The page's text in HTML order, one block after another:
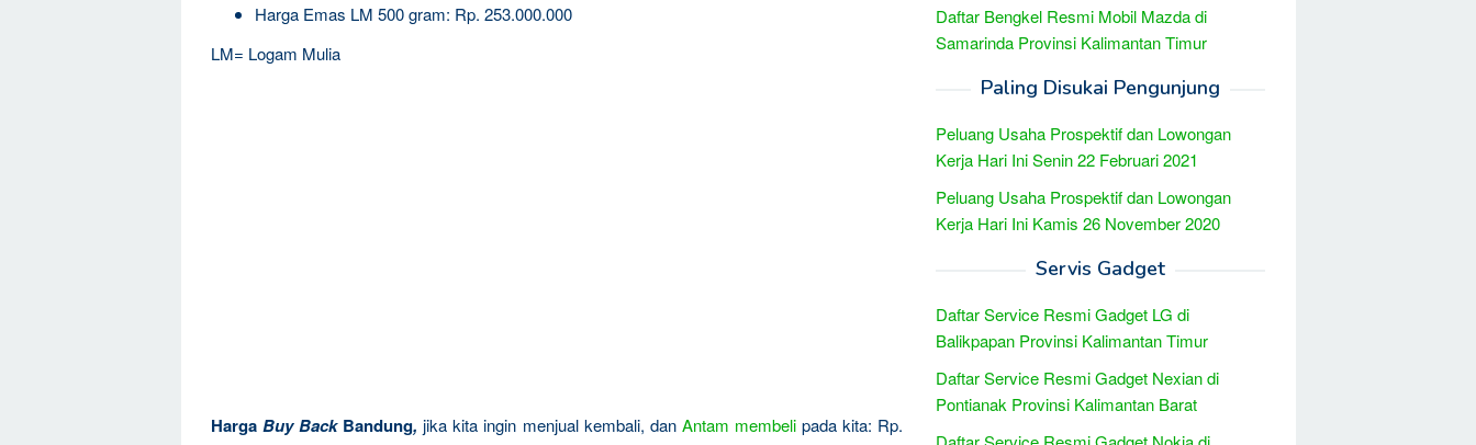
Harga Emas LM 500 gram: Rp. 253.000.000
LM= Logam Mulia
HargaBuy Back Bandung,jika kita ingin menjual kembali, dan Antam membelipada kita: Rp.
Daftar Bengkel Resmi Mobil Mazda di
Samarinda Provinsi Kalimantan Timur
Paling Disukai Pengunjung
Peluang Usaha Prospektif dan Lowongan
Kerja Hari Ini Senin 22 Februari 2021
Peluang Usaha Prospektif dan Lowongan
Kerja Hari Ini Kamis 26 November 2020
Servis Gadget
Daftar Service Resmi Gadget LG di
Balikpapan Provinsi Kalimantan Timur
Daftar Service Resmi Gadget Nexian di
Pontianak Provinsi Kalimantan Barat